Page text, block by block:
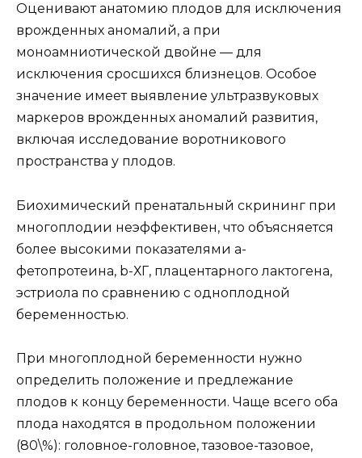
Оценивают анатомию плодов для исключения
врожденных аномалий, а при
моноамниотической двойне — для
исключения сросшихся близнецов. Особое
значение имеет выявление ультразвуковых
маркеров врожденных аномалий развития,
включая исследование воротникового
пространства у плодов.
Биохимический пренатальный скрининг при
многоплодии неэффективен, что объясняется
более высокими показателями a-
фетопротеина, b-ХГ, плацентарного лактогена,
эстриола по сравнению с одноплодной
беременностью.
При многоплодной беременности нужно
определить положение и предлежание
плодов к концу беременности. Чаще всего оба
плода находятся в продольном положении
(80\%): головное-головное, тазовое-тазовое,